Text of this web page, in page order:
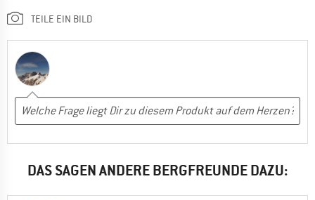
TEILE EIN BILD
DAS SAGEN ANDERE BERGFREUNDE DAZU: